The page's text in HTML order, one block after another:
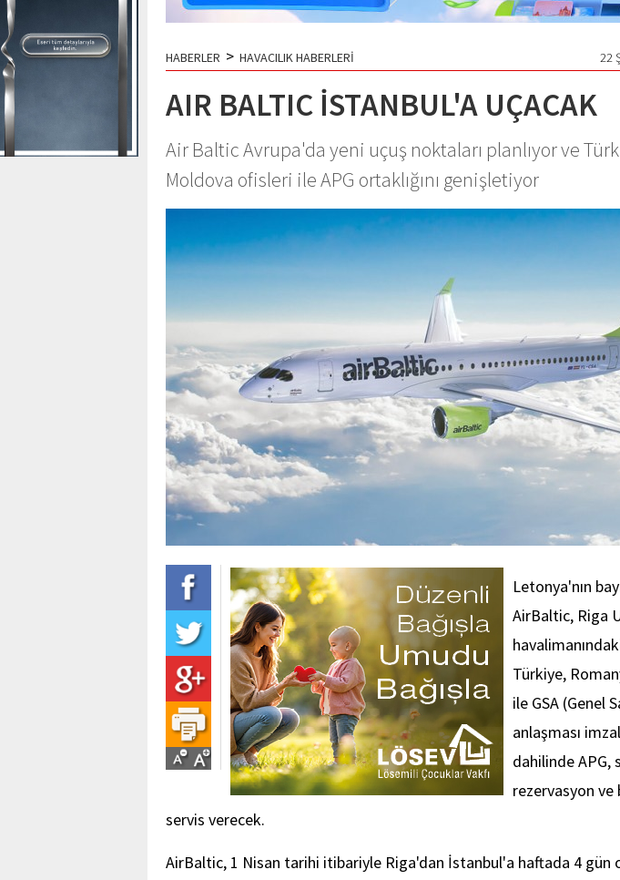
HABERLER > HAVACILIK HABERLERİ 22
AIR BALTIC İSTANBUL'A UÇACAK
Air Baltic Avrupa'da yeni uçuş noktaları planlıyor ve
Moldova ofisleri ile APG ortaklığını genişletiyor
Letonya'nın
AirBaltic, Riga
Türkiye,
ile GSA (Genel
anlaşması
dahilinde APG,
rezervasyon
servis verecek.
AirBaltic, 1 Nisan tarihi itibariyle Riga'dan İstanbul'a haftada 4 gün